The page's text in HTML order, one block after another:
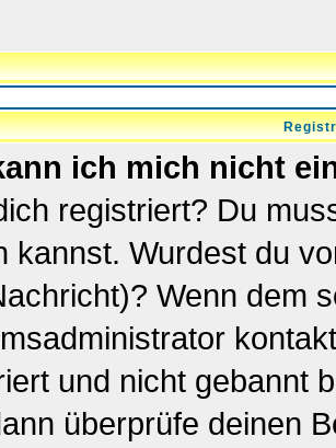
ich mich nicht
registriert? Du
kannst. Wurdest du
Wenn dem
und nicht gebannt
überprüfe deinen